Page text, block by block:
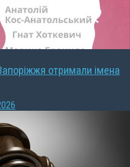
отримали імена